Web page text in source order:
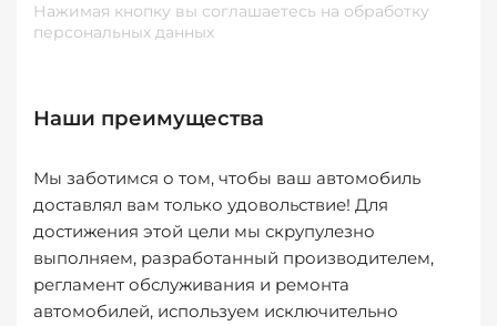
Нажимая кнопку вы соглашаетесь на обработку
персональных данных
Наши преимущества
Мы заботимся о том, чтобы ваш автомобиль
доставлял вам только удовольствие! Для
достижения этой цели мы скрупулезно
выполняем, разработанный производителем,
регламент обслуживания и ремонта
автомобилей, используем исключительно